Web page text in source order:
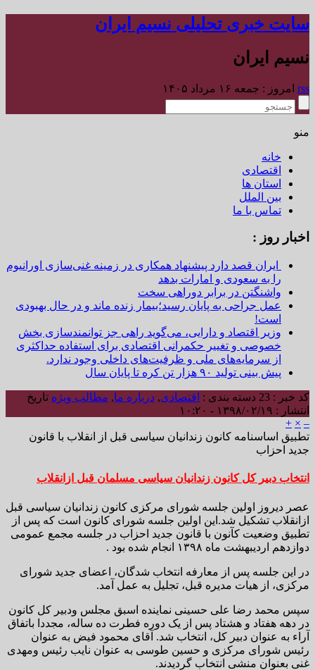
سایت خبری تحلیلی نسیم ایران
نسیم ایران
rss امروز : جمعه ۱۶ مرداد ۱۴۰۵
منو
خانه
اقتصادی
استان ها
بین الملل
تماس با ما
اخبار روز :
ایران قصد دارد پیشنهاد همکاری در زمینه غنی‌سازی اورانیوم
را به سعودی و امارات بدهد
واشنگتن در برابر دوراهی سخت
عمل جراحی به پایان رسید؛بیمار زنده ماند و در حال بهبودی
است!
وزیر اقتصاد و دارایی، می‌گوید راهی جز توانمندسازی بخش
خصوصی و تغییر حکمرانی اقتصادی برای استفاده حداکثری
از سرمایه‌های ملی و ظرفیت‌های داخلی وجود ندارد.
پیش بینی تولید ۹۰ هزار تن کره تا پایان سال
کد خبر : 23 دسته بندی : اقتصادی, درباره ما, مطالب ویژه تاریخ
انتشار : ۱۳۹۸/۰۲/۱۹ - ۱۰:۲۰
–
×
+
تطبیق اساسنامه کانون زندانیان سیاسی قبل از انقلاب با قانون
جدید احزاب
انتخاب دبیر کل کانون زندانیان سیاسی مسلمان قبل ازانقلاب
عصر دیروز اولین جلسه شورای مرکزی کانون زندانیان سیاسی قبل
ازانقلاب تشکیل شد.این اولین جلسه شورای کانون است که پس از
تطبیق وضعیت کآنون با قانون جدید احزاب در جلسه مجمع عمومی
دوازدهم اردیبهشت ماه ۱۳۹۸ انجام شده بود .
در این جلسه پس از معارفه انتخاب شدگان، اعضای جدید شورای
مرکزی، از هیات مدیره قبل، تجلیل به عمل آمد.
سپس محمد رضا علی حسینی نماینده اسبق مجلس ودبیر کل کانون
در دهه هفتاد و هشتاد پس از یک دوره فطرت ده ساله، مجددا باتفاق
آراء به عنوان دبیر کل، انتخاب شد. آقای محمود فیض به عنوان
رئیس شورای مرکزی و حسین طوسی به عنوان نایب رئیس ومهدی
غنی بعنوان منشی انتخاب گردیدند.